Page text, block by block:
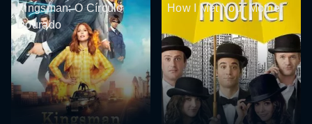
Kingsman: O Círculo
Dourado
How I Met Your Mother